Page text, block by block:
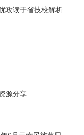
攻读于省技校解析
源分享